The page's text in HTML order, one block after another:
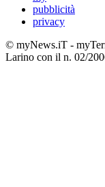
pubblicità
privacy
© myNews.iT -
Larino con il n. 02/